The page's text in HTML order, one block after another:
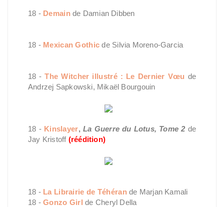
18 - Demainde Damian Dibben
18 - Mexican Gothic de Silvia Moreno-Garcia
18 -The Witcher illustré : Le Dernier Vœu de
Andrzej Sapkowski, Mikaël Bourgouin
18 - Kinslayer,La Guerre du Lotus, Tome 2 de
Jay Kristoff (réédition)
18 - La Librairie de Téhérande Marjan Kamali
18 -Gonzo Girl de Cheryl Della